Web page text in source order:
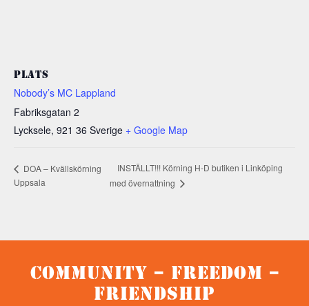
PLATS
Nobody’s MC Lappland
Fabriksgatan 2
Lycksele, 921 36 Sverige + Google Map
DOA – Kvällskörning
Uppsala
INSTÄLLT!!! Körning H-D butiken i Linköping
med övernattning
Community – Freedom –
Friendship